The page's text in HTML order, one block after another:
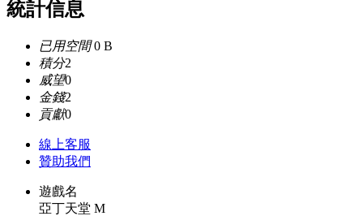
統計信息
已用空間0 B
積分2
威望0
金錢2
貢獻0
線上客服
贊助我們
遊戲名
亞丁天堂 M